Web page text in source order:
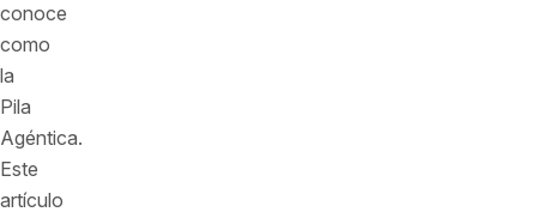
conoce
como
la
Pila
Agéntica.
Este
artículo